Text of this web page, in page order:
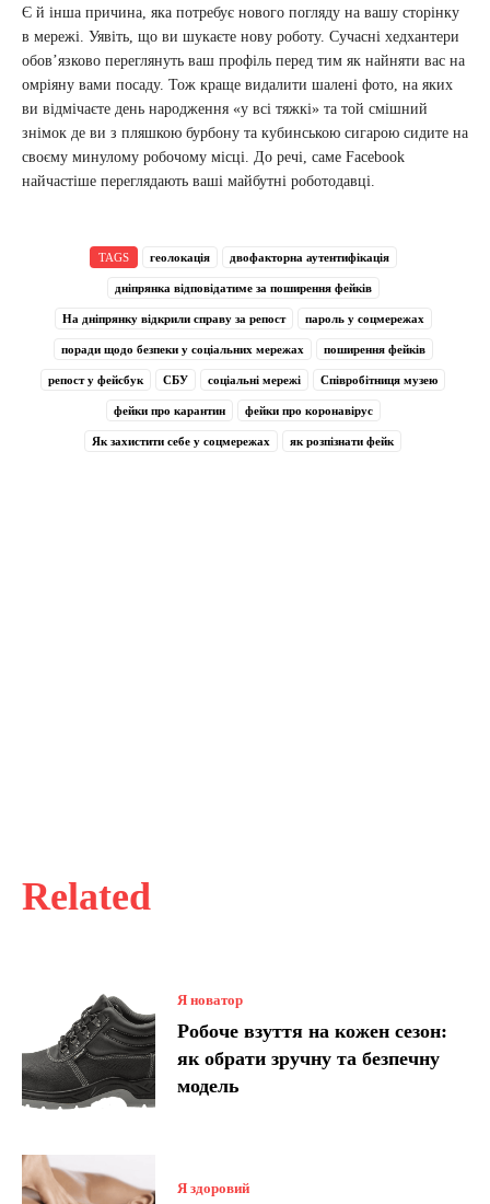
Related
Я новатор
Робоче взуття на кожен сезон:
як обрати зручну та безпечну
модель
Я здоровий
Є й інша причина, яка потребує нового погляду на вашу сторінку
в мережі. Уявіть, що ви шукаєте нову роботу. Сучасні хедхантери
обов’язково переглянуть ваш профіль перед тим як найняти вас на
омріяну вами посаду. Тож краще видалити шалені фото, на яких
ви відмічаєте день народження «у всі тяжкі» та той смішний
знімок де ви з пляшкою бурбону та кубинською сигарою сидите на
своєму минулому робочому місці. До речі, саме Facebook
найчастіше переглядають ваші майбутні роботодавці.
TAGS геолокація двофакторна аутентифікація
дніпрянка відповідатиме за поширення фейків
На дніпрянку відкрили справу за репост пароль у соцмережах
поради щодо безпеки у соціальних мережах поширення фейків
репост у фейсбук СБУ соціальні мережі Співробітниця музею
фейки про карантин фейки про коронавірус
Як захистити себе у соцмережах як розпізнати фейк